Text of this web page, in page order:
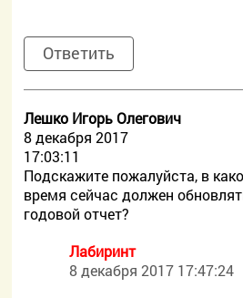
Ответить
Лешко Игорь Олегович
8 декабря 2017
17:03:11
Подскажите пожалуйста, в
время сейчас должен
годовой отчет?
Лабиринт
8 декабря 2017 17:47:24